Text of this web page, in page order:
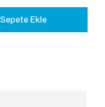
Sepete Ekle